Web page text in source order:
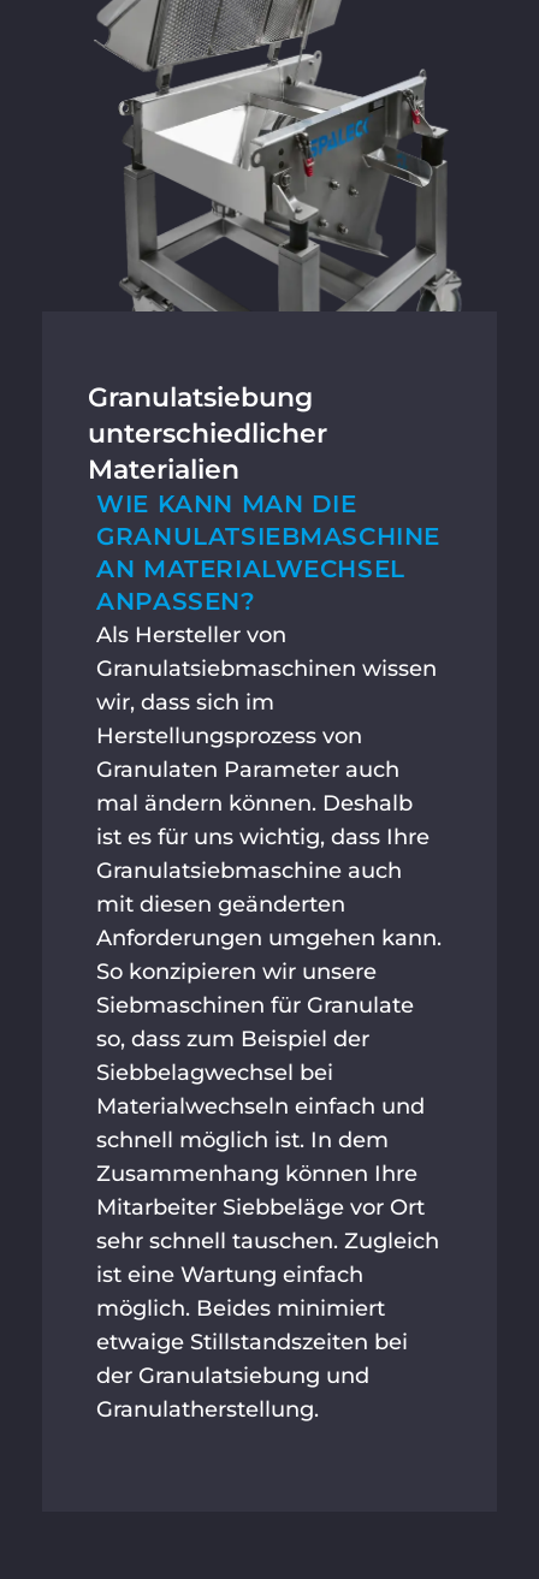
Granulatsiebung
unterschiedlicher
Materialien
WIE KANN MAN DIE
GRANULATSIEBMASCHINE
AN MATERIALWECHSEL
ANPASSEN?
Als Hersteller von
Granulatsiebmaschinen wissen
wir, dass sich im
Herstellungsprozess von
Granulaten Parameter auch
mal ändern können. Deshalb
ist es für uns wichtig, dass Ihre
Granulatsiebmaschine auch
mit diesen geänderten
Anforderungen umgehen kann.
So konzipieren wir unsere
Siebmaschinen für Granulate
so, dass zum Beispiel der
Siebbelagwechsel bei
Materialwechseln einfach und
schnell möglich ist. In dem
Zusammenhang können Ihre
Mitarbeiter Siebbeläge vor Ort
sehr schnell tauschen. Zugleich
ist eine Wartung einfach
möglich. Beides minimiert
etwaige Stillstandszeiten bei
der Granulatsiebung und
Granulatherstellung.